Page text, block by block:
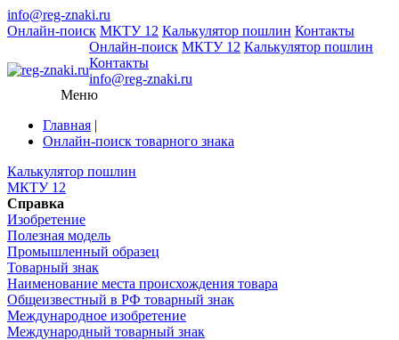
info@reg-znaki.ru
Онлайн-поиск МКТУ 12 Калькулятор пошлин Контакты
Онлайн-поиск МКТУ 12 Калькулятор пошлин
Контакты
info@reg-znaki.ru
Меню
Главная |
Онлайн-поиск товарного знака
Калькулятор пошлин
МКТУ 12
Справка
Изобретение
Полезная модель
Промышленный образец
Товарный знак
Наименование места происхождения товара
Общеизвестный в РФ товарный знак
Международное изобретение
Международный товарный знак